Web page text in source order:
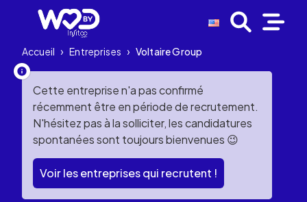
Accueil › Entreprises › Voltaire Group
Cette entreprise n'a pas confirmé
récemment être en période de recrutement.
N'hésitez pas à la solliciter, les candidatures
spontanées sont toujours bienvenues 😉
Voir les entreprises qui recrutent !